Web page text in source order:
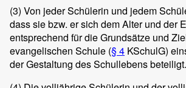
(3) Von jeder Schülerin und jedem
dass sie bzw. er sich dem Alter und der
entsprechend für die Grundsätze und
evangelischen Schule (§ 4 KSchulG)
der Gestaltung des Schullebens beteiligt.